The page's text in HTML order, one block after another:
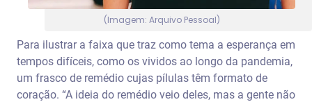
(Imagem: Arquivo Pessoal)
Para ilustrar a faixa que traz como tema a esperança em
tempos difíceis, como os vividos ao longo da pandemia,
um frasco de remédio cujas pílulas têm formato de
coração. “A ideia do remédio veio deles, mas a gente não